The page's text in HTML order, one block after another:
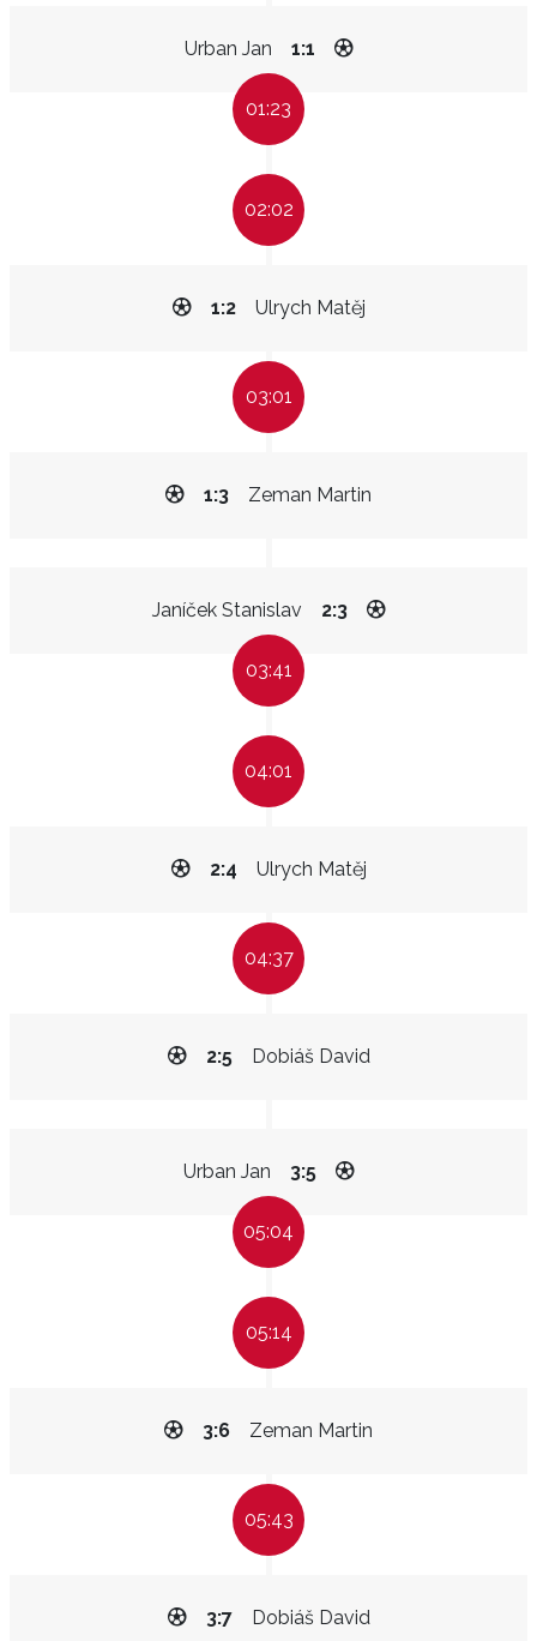
Urban Jan 1:1
01:23
02:02
Ulrych Matěj
1:2
03:01
Zeman Martin
1:3
Janíček Stanislav 2:3
03:41
04:01
Ulrych Matěj
2:4
04:37
Dobiáš David
2:5
Urban Jan 3:5
05:04
05:14
Zeman Martin
3:6
05:43
Dobiáš David
3:7